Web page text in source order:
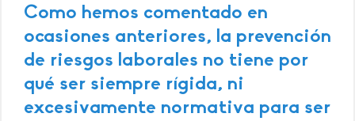
Como hemos comentado en
ocasiones anteriores, la prevención
de riesgos laborales no tiene por
qué ser siempre rígida, ni
excesivamente normativa para ser